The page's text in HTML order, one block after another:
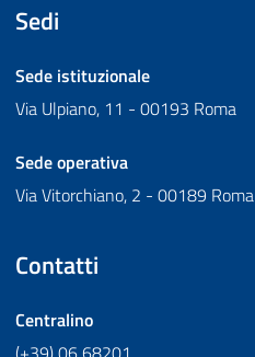
Sedi
Sede istituzionale
Via Ulpiano, 11 - 00193 Roma
Sede operativa
Via Vitorchiano, 2 - 00189 Roma
Contatti
Centralino